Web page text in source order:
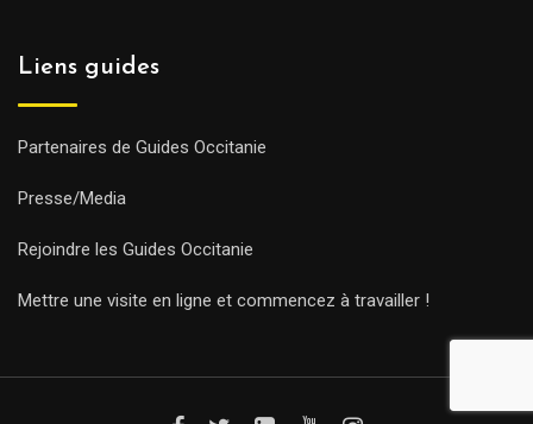
Liens guides
Partenaires de Guides Occitanie
Presse/Media
Rejoindre les Guides Occitanie
Mettre une visite en ligne et commencez à travailler !